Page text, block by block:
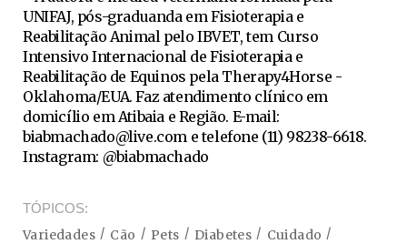
UNIFAJ, pós-graduanda em Fisioterapia e
Reabilitação Animal pelo IBVET, tem Curso
Intensivo Internacional de Fisioterapia e
Reabilitação de Equinos pela Therapy4Horse -
Oklahoma/EUA. Faz atendimento clínico em
domicílio em Atibaia e Região. E-mail:
biabmachado@live.com e telefone (11) 98238-6618.
Instagram: @biabmachado
TÓPICOS
Variedades Cão Pets Diabetes
Cuidado